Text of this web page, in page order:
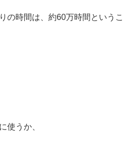
の時間は、約60万時間というこ
使うか、